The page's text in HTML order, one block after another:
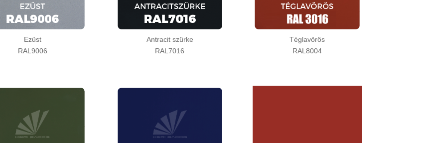
Ezüst
RAL9006
Antracit szürke
RAL7016
Téglavörös
RAL8004